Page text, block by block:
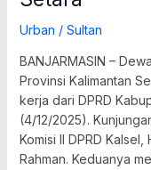
Urban / Sultan
BANJARMASIN –
Provinsi Kalimantan
kerja dari DPRD
(4/12/2025).
Komisi II DPRD
Rahman. Keduanya